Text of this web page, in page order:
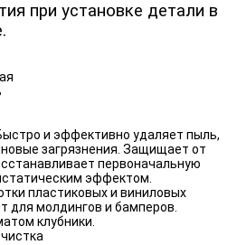
при установке детали в
и эффективно удаляет пыль,
загрязнения. Защищает от
первоначальную
эффектом.
пластиковых и виниловых
для молдингов и бамперов.
клубники.